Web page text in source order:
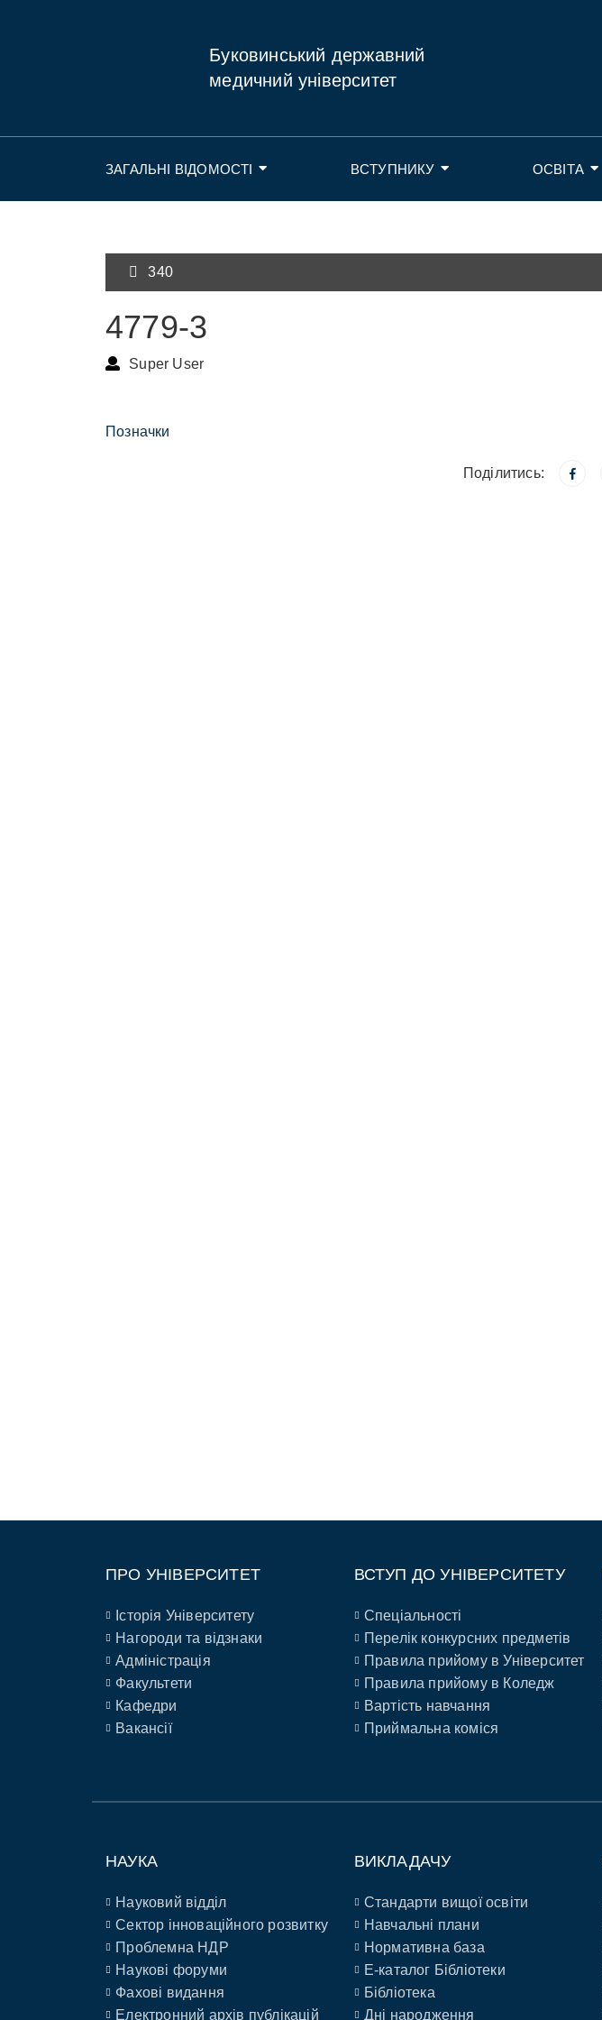
Буковинський державний
медичний університет
ЗАГАЛЬНІ ВІДОМОСТІ ВСТУПНИКУ ОСВІТА
340
4779-3
Super User
Позначки
Поділитись:
ПРО УНІВЕРСИТЕТ
Історія Університету
Нагороди та відзнаки
Адміністрація
Факультети
Кафедри
Вакансії
ВСТУП ДО УНІВЕРСИТЕТУ
Спеціальності
Перелік конкурсних предметів
Правила прийому в Університет
Правила прийому в Коледж
Вартість навчання
Приймальна коміся
НАУКА
Науковий відділ
Сектор інноваційного розвитку
Проблемна НДР
Наукові форуми
Фахові видання
Електронний архів публікацій
ВИКЛАДАЧУ
Стандарти вищої освіти
Навчальні плани
Нормативна база
E-каталог Бібліотеки
Бібліотека
Дні народження